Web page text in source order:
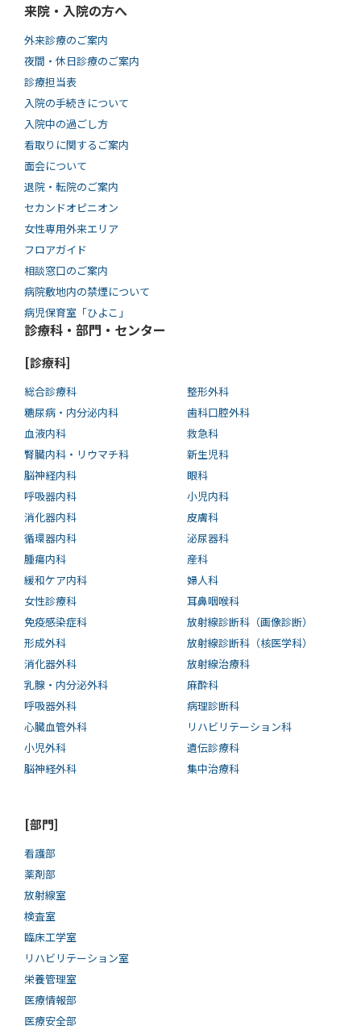
来院・入院の方へ
外来診療のご案内
夜間・休日診療のご案内
診療担当表
入院の手続きについて
入院中の過ごし方
看取りに関するご案内
面会について
退院・転院のご案内
セカンドオピニオン
女性専用外来エリア
フロアガイド
相談窓口のご案内
病院敷地内の禁煙について
病児保育室「ひよこ」
診療科・部門・センター
[診療科]
総合診療科
糖尿病・内分泌内科
血液内科
腎臓内科・リウマチ科
脳神経内科
呼吸器内科
消化器内科
循環器内科
腫瘍内科
緩和ケア内科
女性診療科
免疫感染症科
形成外科
消化器外科
乳腺・内分泌外科
呼吸器外科
心臓血管外科
小児外科
脳神経外科
整形外科
歯科口腔外科
救急科
新生児科
眼科
小児内科
皮膚科
泌尿器科
産科
婦人科
耳鼻咽喉科
放射線診断科（画像診断）
放射線診断科（核医学科）
放射線治療科
麻酔科
病理診断科
リハビリテーション科
遺伝診療科
集中治療科
[部門]
看護部
薬剤部
放射線室
検査室
臨床工学室
リハビリテーション室
栄養管理室
医療情報部
医療安全部